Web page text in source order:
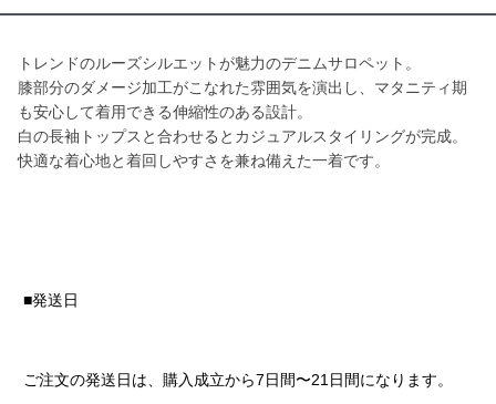
トレンドのルーズシルエットが魅力のデニムサロペット。
膝部分のダメージ加工がこなれた雰囲気を演出し、マタニティ期
も安心して着用できる伸縮性のある設計。
白の長袖トップスと合わせるとカジュアルスタイリングが完成。
快適な着心地と着回しやすさを兼ね備えた一着です。
■発送日
ご注文の発送日は、購入成立から7日間〜21日間になります。